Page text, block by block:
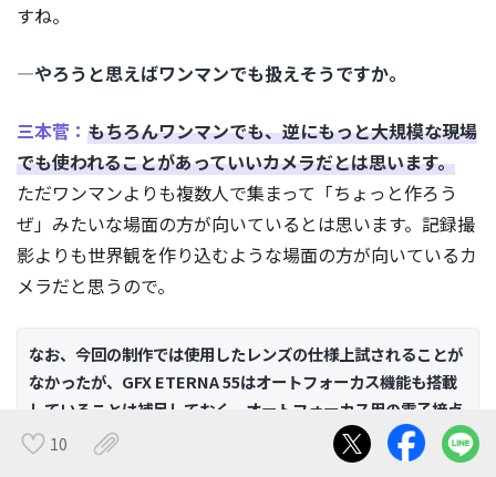
10
すね。
―やろうと思えばワンマンでも扱えそうですか。
三本菅： もちろんワンマンでも、逆にもっと大規模な現場
でも使われることがあっていいカメラだとは思います。
ただワンマンよりも複数人で集まって「ちょっと作ろう
ぜ」みたいな場面の方が向いているとは思います。記録撮
影よりも世界観を作り込むような場面の方が向いているカ
メラだと思うので。
なお、今回の制作では使用したレンズの仕様上試されることが
なかったが、GFX ETERNA 55はオートフォーカス機能も搭載
していることは補足しておく。オートフォーカス用の電子接点
を持つレンズを使用すると、チーム編成も撮影体験もまた違っ